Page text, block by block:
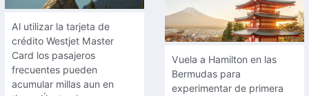
Al utilizar la tarjeta de
crédito Westjet Master
Card los pasajeros
frecuentes pueden
acumular millas aun en
Vuela a Hamilton en las
Bermudas para
experimentar de primera